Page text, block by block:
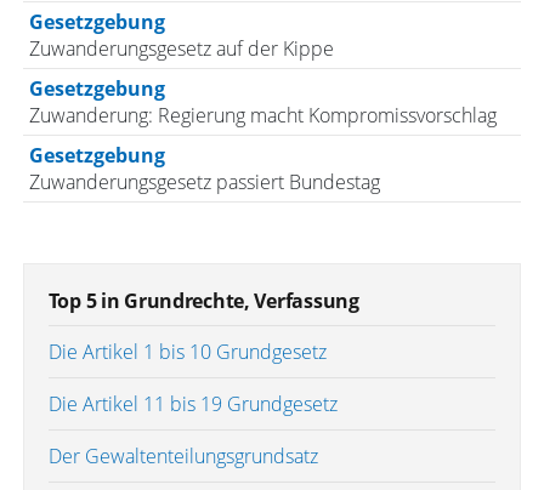
Gesetzgebung
Zuwanderungsgesetz auf der Kippe
Gesetzgebung
Zuwanderung: Regierung macht Kompromissvorschlag
Gesetzgebung
Zuwanderungsgesetz passiert Bundestag
Top 5 in Grundrechte, Verfassung
Die Artikel 1 bis 10 Grundgesetz
Die Artikel 11 bis 19 Grundgesetz
Der Gewaltenteilungsgrundsatz